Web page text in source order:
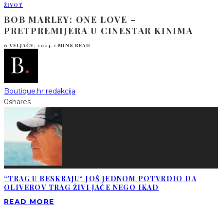
ŽIVOT
BOB MARLEY: ONE LOVE –
PRETPREMIJERA U CINESTAR KINIMA
6 VELJAČE, 2024·2 MINS READ
Boutique.hr redakcija
0shares
“TRAG U BESKRAJU“ JOŠ JEDNOM POTVRDIO DA
OLIVEROV TRAG ŽIVI JAČE NEGO IKAD
READ MORE